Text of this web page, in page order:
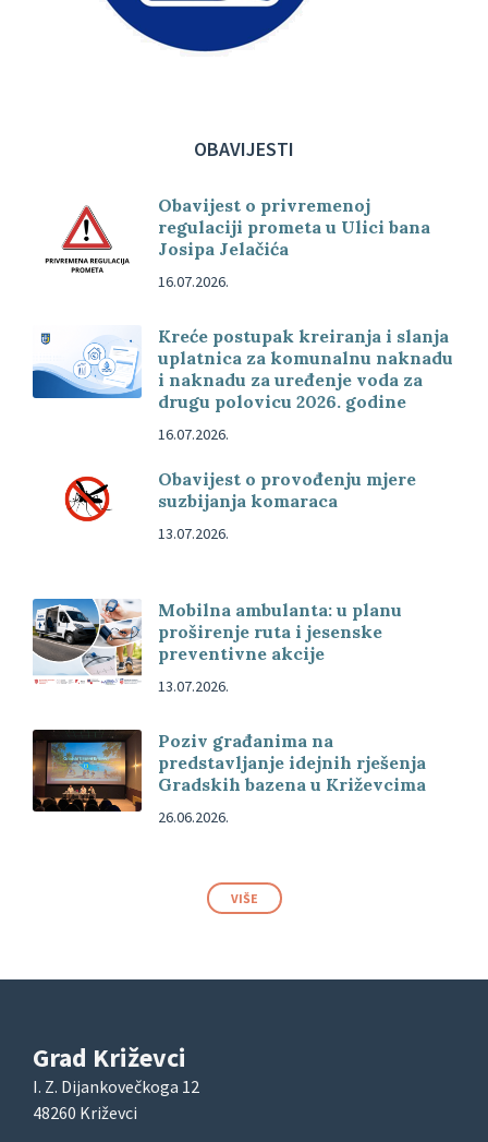
OBAVIJESTI
Obavijest o privremenoj
regulaciji prometa u Ulici bana
Josipa Jelačića
16.07.2026.
Kreće postupak kreiranja i slanja
uplatnica za komunalnu naknadu
i naknadu za uređenje voda za
drugu polovicu 2026. godine
16.07.2026.
Obavijest o provođenju mjere
suzbijanja komaraca
13.07.2026.
Mobilna ambulanta: u planu
proširenje ruta i jesenske
preventivne akcije
13.07.2026.
Poziv građanima na
predstavljanje idejnih rješenja
Gradskih bazena u Križevcima
26.06.2026.
VIŠE
Grad Križevci
I. Z. Dijankovečkoga 12
48260 Križevci